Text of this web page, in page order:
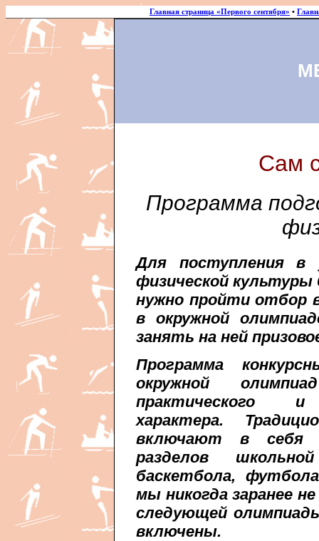
Главная страница «Первого сентября» •
Сам
Программа
Для поступления в
физической культуры
нужно пройти отбор
в окружной
занять на ней
Программа
окружной
практического и
характера.
включают в себя
разделов
баскетбола,
мы никогда заранее
следующей
включены.